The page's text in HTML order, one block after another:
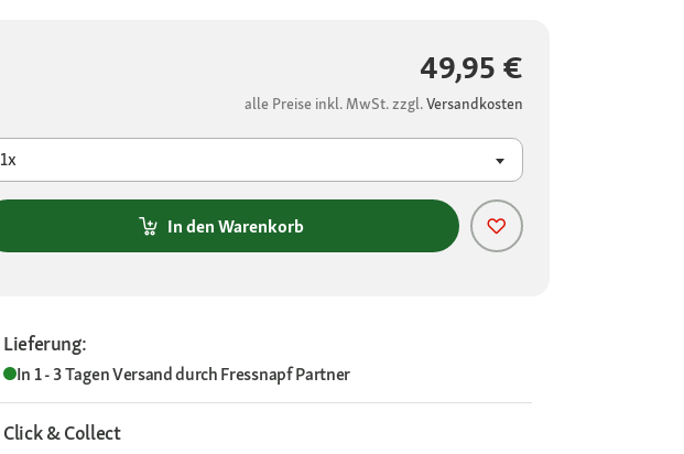
49,95 €
alle Preise inkl. MwSt. zzgl.Versandkosten
1x
In den Warenkorb
Lieferung:
In 1 - 3 TagenVersand durchFressnapf Partner
Click & Collect